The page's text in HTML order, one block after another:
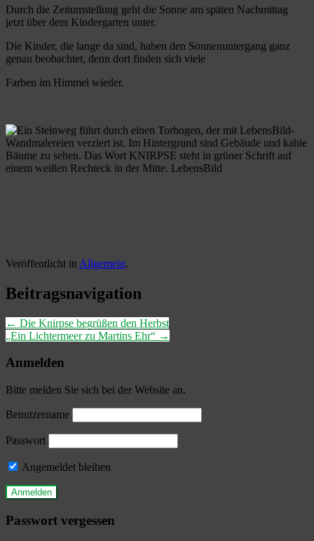
Durch die Zeitumstellung geht die Sonne am späten Nachmittag
jetzt über dem Kindergarten unter.
Die Kinder, die lange da sind, haben den Sonnenuntergang ganz
genau beobachtet, denn dort finden sich viele
Farben im Himmel wieder.
Veröffentlicht in Allgemein.
Beitragsnavigation
← Die Knirpse begrüßen den Herbst
„Ein Lichtermeer zu Martins Ehr“ →
Anmelden
Bitte melden Sie sich bei der Website an.
Benutzername
Passwort
Angemeldet bleiben
Passwort vergessen